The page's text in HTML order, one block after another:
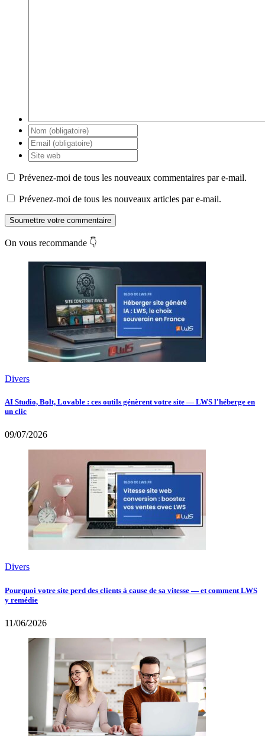
Prévenez-moi de tous les nouveaux commentaires par e-mail.
Prévenez-moi de tous les nouveaux articles par e-mail.
Soumettre votre commentaire
On vous recommande 👇
Divers
AI Studio, Bolt, Lovable : ces outils génèrent votre site — LWS l'héberge en
un clic
09/07/2026
Divers
Pourquoi votre site perd des clients à cause de sa vitesse — et comment LWS
y remédie
11/06/2026